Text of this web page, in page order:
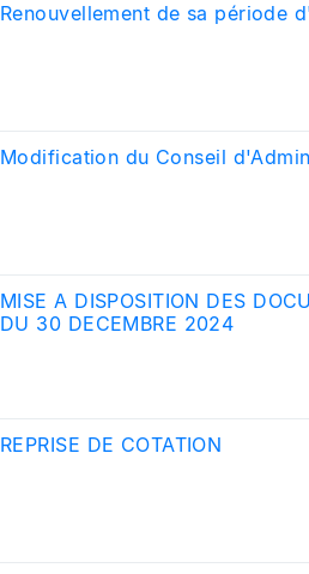
Renouvellement de sa période
Modification du Conseil
MISE A DISPOSITION DES
DU 30 DECEMBRE 2024
REPRISE DE COTATION